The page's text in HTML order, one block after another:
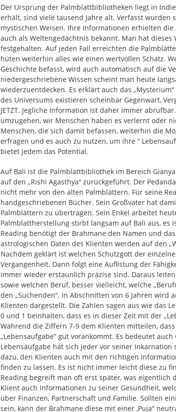
Der Ursprung der Palmblattbibliotheken liegt in
erhält, sind viele tausend Jahre alt. Verfasst wurden
mystischen Weisen. Ihre Informationen erhielten die
auch als Weltengedächtnis bekannt. Man hat dieses
festgehalten. Auf jeden Fall erreichten die
hüten weiterhin alles wie einen wertvollen Schatz.
Geschichte befasst, wird auch automatisch auf die
niedergeschriebene Wissen scheint man heute
wiederzuentdecken. Es erklärt auch das
des Universums existieren scheinbar Gegenwart,
JETZT. Jegliche Information ist daher immer
umzugehen, wir Menschen haben es verlernt oder
Menschen, die sich damit befassen, weiterhin die
erfragen und es auch zu nutzen, um ihre “
bietet jedem das Potential.
Auf Bali ist die Palmblattbibliothek im Bereich
auf den „Rishi Agasthya“ zurückgeführt. Der
nicht mehr von den alten Palmblättern. Für seine
handgeschriebenen Bücher. Sein Großvater hat
Palmblättern zu übertragen. Sein Enkel arbeitet
Palmblattherstellung stirbt langsam auf Bali aus, es
Reading benötigt der Brahmane den Namen und
astrologischen Daten des Klienten werden auf den
Nachdem geklärt ist welchen Schutzgott der
Vergangenheit. Dann folgt eine Auflistung der
immer wieder erstaunlich präzise sind. Daraus
sowie welchen Beruf, besser vielleicht, welche
den „Suchenden“. In Abschnitten von 6 Jahren wird
Klienten dargestellt. Die Zahlen sagen aus wie das
0 und 1 beinhalten, dass es in dieser Zeit mit der
Während die Ziffern 7-9 dem Klienten mitteilen,
„Lebensaufgabe“ gut vorankommt. Es bedeutet
Lebensaufgabe hat sich jeder vor seiner Inkarnation
dazu, den Klienten auch mit den richtigen
finden zu lassen. Es ist nicht immer leicht diese zu
Reading begreift man oft erst später, was eigentlich
Klient auch Informationen zu seiner Gesundheit,
über Finanzen, Partnerschaft und Familie. Sollten
sein, kann der Brahmane diese mit einer ‚Puja“